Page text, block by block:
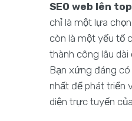
SEO web lên
chỉ là một lựa
còn là một yếu tố
thành công lâu dài
Bạn xứng đáng
nhất để phát triển
diện trực tuyến